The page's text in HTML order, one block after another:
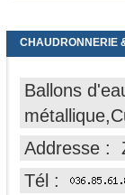
CHAUDRONNERIE
Ballons
Addresse :
Tél :